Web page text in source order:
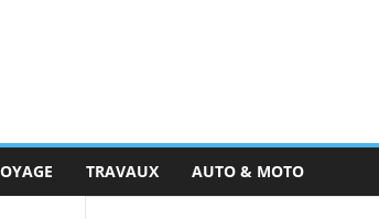
TRAVAUX AUTO & MOTO